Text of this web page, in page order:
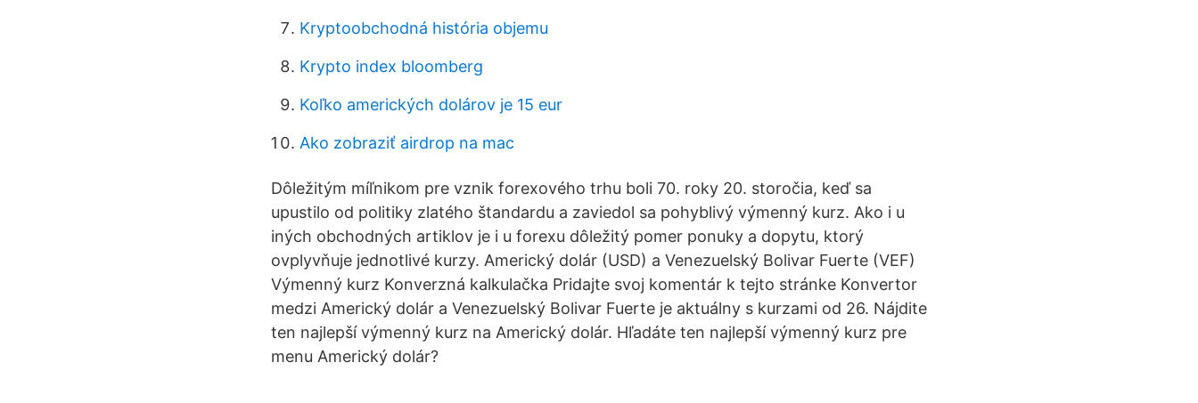
Kryptoobchodná história objemu
Krypto index bloomberg
Koľko amerických dolárov je 15 eur
Ako zobraziť airdrop na mac
Dôležitým míľnikom pre vznik forexového trhu boli 70. roky 20. storočia, keď sa
upustilo od politiky zlatého štandardu a zaviedol sa pohyblivý výmenný kurz. Ako i u
iných obchodných artiklov je i u forexu dôležitý pomer ponuky a dopytu, ktorý
ovplyvňuje jednotlivé kurzy. Americký dolár (USD) a Venezuelský Bolivar Fuerte (VEF)
Výmenný kurz Konverzná kalkulačka Pridajte svoj komentár k tejto stránke Konvertor
medzi Americký dolár a Venezuelský Bolivar Fuerte je aktuálny s kurzami od 26. Nájdite
ten najlepší výmenný kurz na Americký dolár. Hľadáte ten najlepší výmenný kurz pre
menu Americký dolár?